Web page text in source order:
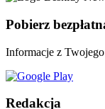
Pobierz
Informacje z
Redakcja